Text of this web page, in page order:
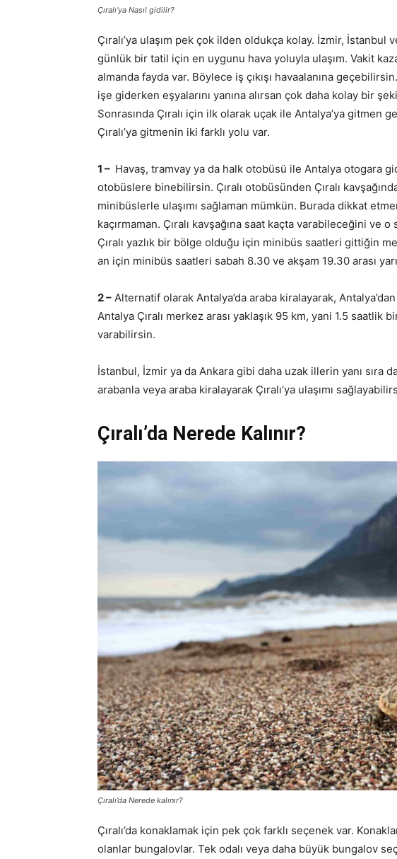
Çıralı’ya Nasıl gidilir?
Çıralı’ya ulaşım pek çok ilden oldukça kolay. İzmir,
günlük bir tatil için en uygunu hava yoluyla ulaşım. Vakit
almanda fayda var. Böylece iş çıkışı havaalanına
işe giderken eşyalarını yanına alırsan çok daha kolay bir
Sonrasında Çıralı için ilk olarak uçak ile Antalya’ya gitmen
Çıralı’ya gitmenin iki farklı yolu var.
1 – Havaş, tramvay ya da halk otobüsü ile Antalya otogara
otobüslere binebilirsin. Çıralı otobüsünden Çıralı
minibüslerle ulaşımı sağlaman mümkün. Burada dikkat
kaçırmaman. Çıralı kavşağına saat kaçta varabileceğini ve o
Çıralı yazlık bir bölge olduğu için minibüs saatleri gittiğin
an için minibüs saatleri sabah 8.30 ve akşam 19.30 arası
2 – Alternatif olarak Antalya’da araba kiralayarak, Antalya’dan
Antalya Çıralı merkez arası yaklaşık 95 km, yani 1.5 saatlik
varabilirsin.
İstanbul, İzmir ya da Ankara gibi daha uzak illerin yanı sıra
arabanla veya araba kiralayarak Çıralı’ya ulaşımı
Çıralı’da Nerede Kalınır?
Çıralı’da Nerede kalınır?
Çıralı’da konaklamak için pek çok farklı seçenek var.
olanlar bungalovlar. Tek odalı veya daha büyük bungalov